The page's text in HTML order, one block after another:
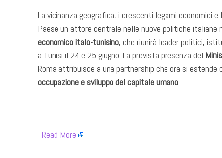
La vicinanza geografica, i crescenti legami economici
Paese un attore centrale nelle nuove politiche italiane
economico italo-tunisino, che riunirà leader politici,
a Tunisi il 24 e 25 giugno. La prevista presenza del
Roma attribuisce a una partnership che ora si
occupazione e sviluppo del capitale umano.
Read More